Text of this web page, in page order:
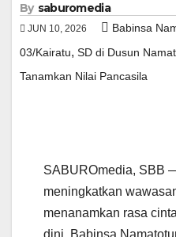
By saburomedia
JUN 10, 2026 Babinsa
03/Kairatu, SD di Dusun
Tanamkan Nilai Pancasila
SABUROmedia, SBB
meningkatkan
menanamkan rasa